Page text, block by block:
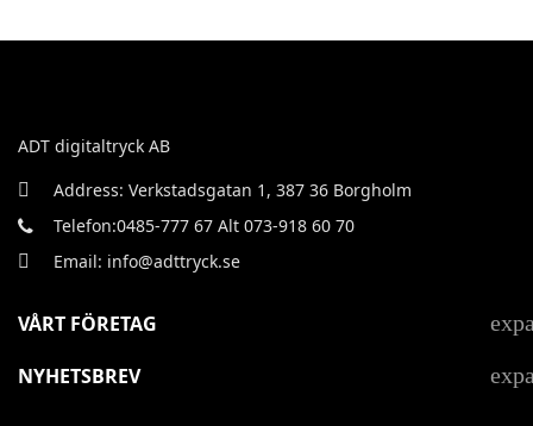
ADT digitaltryck AB
Address: Verkstadsgatan 1, 387 36 Borgholm
Telefon:0485-777 67 Alt 073-918 60 70
Email: info@adttryck.se
VÅRT FÖRETAG
NYHETSBREV